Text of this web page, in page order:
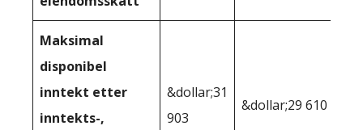
Maksimal
disponibel
inntekt etter
inntekts-,
&dollar;31
903
&dollar;29 610